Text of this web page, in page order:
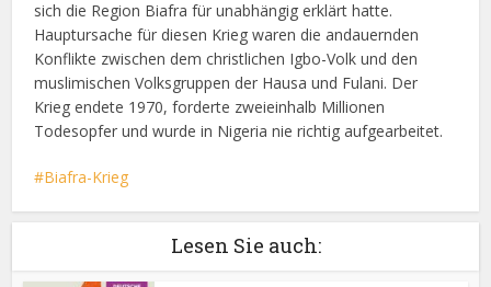
sich die Region Biafra für unabhängig erklärt hatte.
Hauptursache für diesen Krieg waren die andauernden
Konflikte zwischen dem christlichen Igbo-Volk und den
muslimischen Volksgruppen der Hausa und Fulani. Der
Krieg endete 1970, forderte zweieinhalb Millionen
Todesopfer und wurde in Nigeria nie richtig aufgearbeitet.
Biafra-Krieg
Lesen Sie auch: